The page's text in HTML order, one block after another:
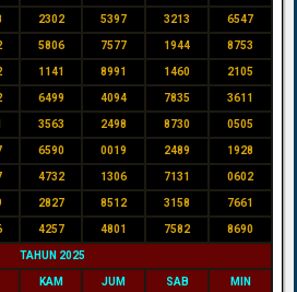
2302 5397 3213 6547
5806 7577 1944 8753
1141 8991 1460 2105
6499 4094 7835 3611
3563 2498 8730 0505
6590 0019 2489 1928
4732 1306 7131 0602
2827 8512 3158 7661
4257 4801 7582 8690
TAHUN 2025
KAM JUM SAB MIN